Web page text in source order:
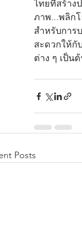
ไทยที่สร้าง
ภาพ...พลิก
สำหรับการ
สะดวกให้กั
ต่าง ๆ เป็น
Posts